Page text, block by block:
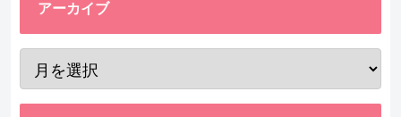
アーカイブ